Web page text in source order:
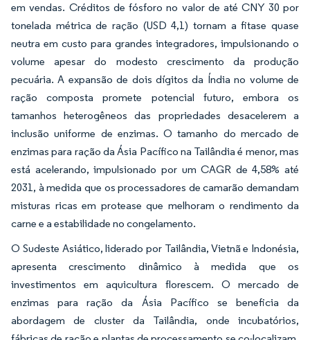
em vendas. Créditos de fósforo no valor de até CNY 30 por
tonelada métrica de ração (USD 4,1) tornam a fitase quase
neutra em custo para grandes integradores, impulsionando o
volume apesar do modesto crescimento da produção
pecuária. A expansão de dois dígitos da Índia no volume de
ração composta promete potencial futuro, embora os
tamanhos heterogêneos das propriedades desacelerem a
inclusão uniforme de enzimas. O tamanho do mercado de
enzimas para ração da Ásia Pacífico na Tailândia é menor, mas
está acelerando, impulsionado por um CAGR de 4,58% até
2031, à medida que os processadores de camarão demandam
misturas ricas em protease que melhoram o rendimento da
carne e a estabilidade no congelamento.
O Sudeste Asiático, liderado por Tailândia, Vietnã e Indonésia,
apresenta crescimento dinâmico à medida que os
investimentos em aquicultura florescem. O mercado de
enzimas para ração da Ásia Pacífico se beneficia da
abordagem de cluster da Tailândia, onde incubatórios,